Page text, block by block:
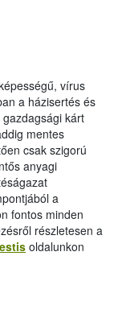
vírus
a házisertés és
kárt
mentes
csak szigorú
anyagi
a
fontos minden
részletesen a
oldalunkon